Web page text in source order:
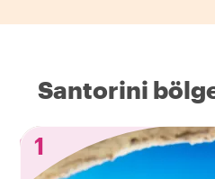
Santorini
1